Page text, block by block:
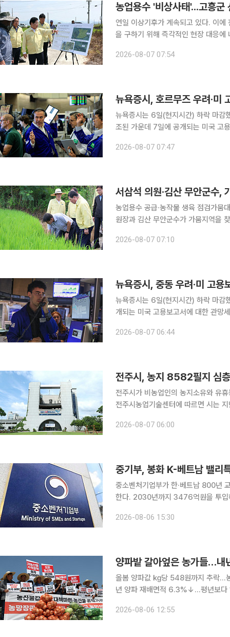
농업용수 '비상사태'...고흥군
연일 이상기후가 계속되고 있다. 이에 전남 광주특별시 고흥군이 폭염과 가뭄으로 타들어가는 농심
을 구하기 위해 즉각적인 현장 대응에 나섰다고 7일 밝혔다.
입했다. 우선 물 손실을 막기 위해
2026-08-07 07:54
뉴욕증시는 6일(현지시간) 하락 마감
조된 가운데 7일에 공개되는 미국 고용
5만3885.10에 마무리했다.
2026-08-07 07:47
서삼석 의원·김산 무안군수,
농업용수 공급·농작물 생육 점검가뭄대응·비상급수체계 강
원장과 김산 무안군수가 가뭄지역을
을 방문해 농업용수 공급 현황과 가
2026-08-07 07:10
뉴욕증시, 중동 우려·미 고
뉴욕증시는 6일(현지시간) 하락 마감
개되는 미국 고용보고서에 대한 관망세가 짙어진 영
리했다. S&P500지수는 13.59포인
2026-08-07 06:44
전주시, 농지 8582필지 심
전주시가 비농업인의 농지소유와 유휴
전주시농업기술센터에 따르면 시는
2026-08-07 06:00
중기부, 봉화 K-베트남 밸리
중소벤처기업부가 한·베트남 800년
한다. 2030년까지 3476억원을 투입해 관광
밸리특구는 고려시대 봉화에 정착한
2026-08-06 15:30
양파밭 갈아엎은 농가들…내
올봄 양파값 ㎏당 548원까지 추락…
년 양파 재배면적 6.3%↓…평년보
파 농사를 줄이고 마늘로 갈아탈 채비
2026-08-06 12:55